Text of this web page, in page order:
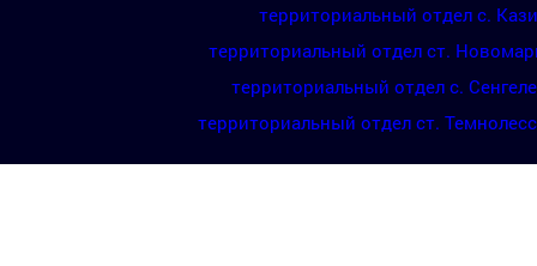
территориальный отдел с.
территориальный отдел ст.
территориальный отдел с.
территориальный отдел ст.